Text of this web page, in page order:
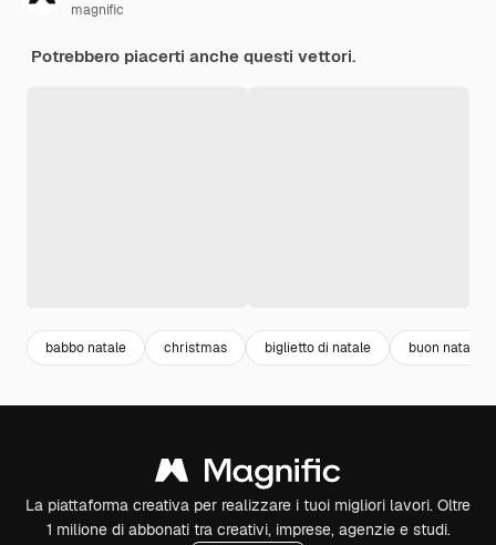
magnific
Potrebbero piacerti anche questi vettori.
babbo natale christmas biglietto di natale buon natale
La piattaforma creativa per realizzare i tuoi migliori lavori. Oltre
1 milione di abbonati tra creativi, imprese, agenzie e studi.